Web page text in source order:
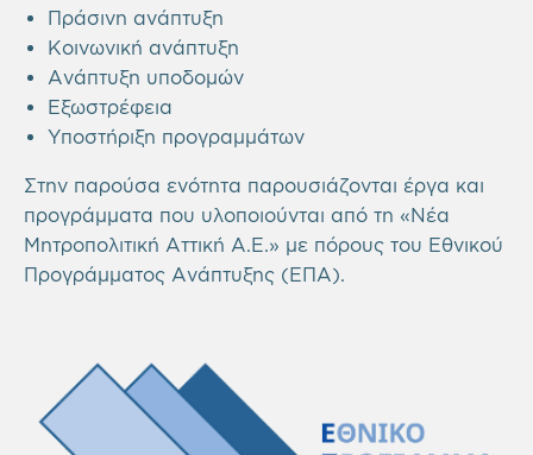
Πράσινη ανάπτυξη
Κοινωνική ανάπτυξη
Ανάπτυξη υποδομών
Εξωστρέφεια
Υποστήριξη προγραμμάτων
Στην παρούσα ενότητα παρουσιάζονται έργα και
προγράμματα που υλοποιούνται από τη «Νέα
Μητροπολιτική Αττική Α.Ε.» με πόρους του Εθνικού
Προγράμματος Ανάπτυξης (ΕΠΑ).